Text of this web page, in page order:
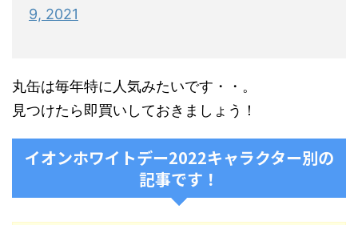
9, 2021
丸缶は毎年特に人気みたいです・・。
見つけたら即買いしておきましょう！
イオンホワイトデー2022キャラクター別の
記事です！